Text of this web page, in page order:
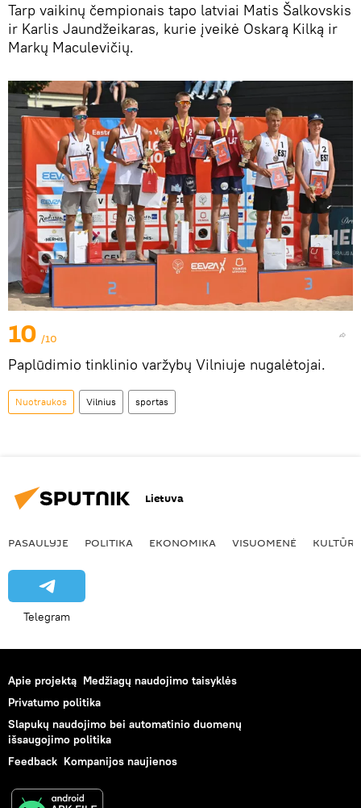
Tarp vaikinų čempionais tapo latviai Matis Šalkovskis
ir Karlis Jaundžeikaras, kurie įveikė Oskarą Kilką ir
Markų Maculevičių.
10 /10
Paplūdimio tinklinio varžybų Vilniuje nugalėtojai.
Nuotraukos Vilnius sportas
Lietuva
PASAULYJE POLITIKA EKONOMIKA VISUOMENĖ KULTŪRA
Telegram
Apie projektą Medžiagų naudojimo taisyklės
Privatumo politika
Slapukų naudojimo bei automatinio duomenų
išsaugojimo politika
Feedback Kompanijos naujienos